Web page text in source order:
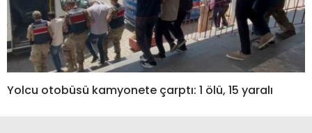
Yolcu otobüsü kamyonete çarptı: 1 ölü, 15 yaralı